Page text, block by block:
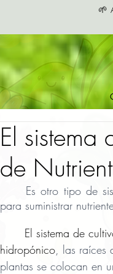
🌱
El
de
Es otro tipo de
para suministrar
hidropónico , las
plantas se colocan en